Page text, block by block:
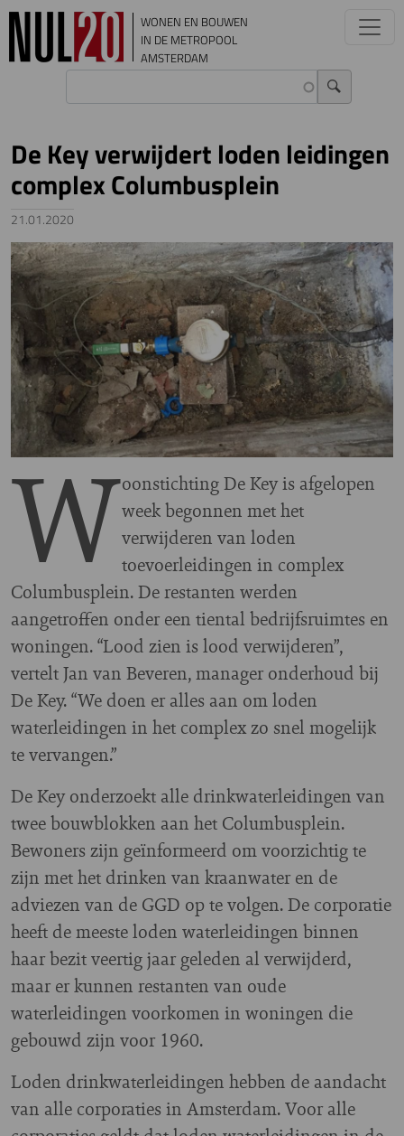
Overslaan en naar de inhoud gaan
WONEN EN BOUWEN
IN DE METROPOOL
AMSTERDAM
De Key verwijdert loden leidingen
complex Columbusplein
21.01.2020
Image
Woonstichting De Key is afgelopen
week begonnen met het
verwijderen van loden
toevoerleidingen in complex
Columbusplein. De restanten werden
aangetroffen onder een tiental bedrijfsruimtes en
woningen. “Lood zien is lood verwijderen”,
vertelt Jan van Beveren, manager onderhoud bij
De Key. “We doen er alles aan om loden
waterleidingen in het complex zo snel mogelijk
te vervangen.”
De Key onderzoekt alle drinkwaterleidingen van
twee bouwblokken aan het Columbusplein.
Bewoners zijn geïnformeerd om voorzichtig te
zijn met het drinken van kraanwater en de
adviezen van de GGD op te volgen. De corporatie
heeft de meeste loden waterleidingen binnen
haar bezit veertig jaar geleden al verwijderd,
maar er kunnen restanten van oude
waterleidingen voorkomen in woningen die
gebouwd zijn voor 1960.
Loden drinkwaterleidingen hebben de aandacht
van alle corporaties in Amsterdam. Voor alle